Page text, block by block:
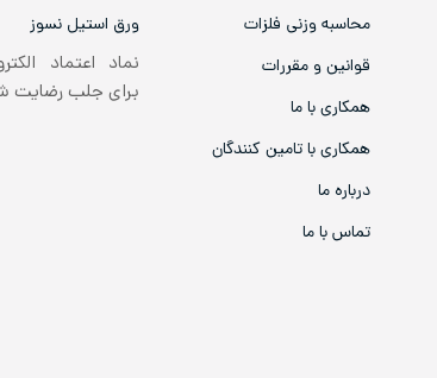
محاسبه وزنی فلزات
قوانین و مقررات
همکاری با ما
همکاری با تامین کنندگان
درباره ما
تماس با ما
ورق استیل نسوز
نماد اعتماد
برای جلب